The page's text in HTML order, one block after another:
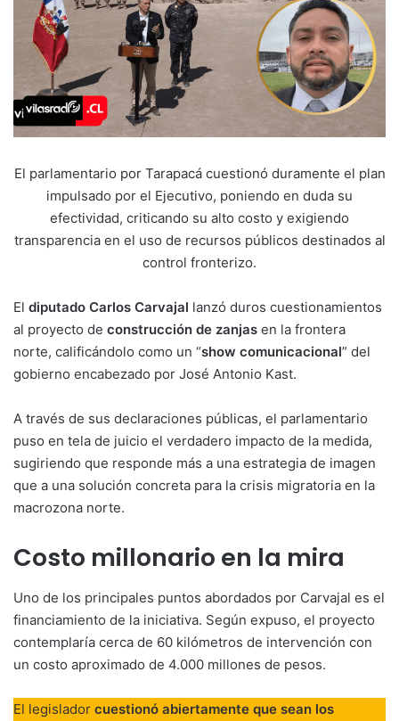
El parlamentario por Tarapacá cuestionó duramente el plan
impulsado por el Ejecutivo, poniendo en duda su
efectividad, criticando su alto costo y exigiendo
transparencia en el uso de recursos públicos destinados al
control fronterizo.
El diputado Carlos Carvajal lanzó duros cuestionamientos
al proyecto de construcción de zanjas en la frontera
norte, calificándolo como un “show comunicacional” del
gobierno encabezado por José Antonio Kast.
A través de sus declaraciones públicas, el parlamentario
puso en tela de juicio el verdadero impacto de la medida,
sugiriendo que responde más a una estrategia de imagen
que a una solución concreta para la crisis migratoria en la
macrozona norte.
Costo millonario en la mira
Uno de los principales puntos abordados por Carvajal es el
financiamiento de la iniciativa. Según expuso, el proyecto
contemplaría cerca de 60 kilómetros de intervención con
un costo aproximado de 4.000 millones de pesos.
El legislador cuestionó abiertamente que sean los